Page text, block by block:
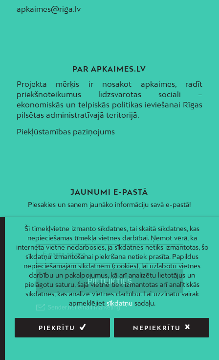
apkaimes@riga.lv
PAR APKAIMES.LV
Projekta mērķis ir nosakot apkaimes, radīt
priekšnoteikumus līdzsvarotas sociāli –
ekonomiskās un telpiskās politikas ieviešanai Rīgas
pilsētas administratīvajā teritorijā.
Piekļūstamības paziņojums
JAUNUMI E-PASTĀ
Piesakies un saņem jaunāko informāciju savā e-pastā!
Šī tīmekļvietne izmanto sīkdatnes, tai skaitā sīkdatnes, kas
nepieciešamas tīmekļa vietnes darbībai. Ņemot vērā, ka
interneta vietne nedarbosies, ja sīkdatnes netiks izmantotas, šo
sīkdatņu izmantošanai piekrišana netiek prasīta. Papildus
nepieciešamajām sīkdatnēm (cookies), lai uzlabotu vietnes
darbību un pakalpojumus, kā arī analizētu lietotājus un
pielāgotu saturu, šajā vietnē tiek izmantotas arī analītiskās
sīkdatnes, kas analizē vietnes darbību. Lai uzzinātu vairāk
apmeklējietsīkdatņusadaļu.
PIEKRĪTU NEPIEKRĪTU